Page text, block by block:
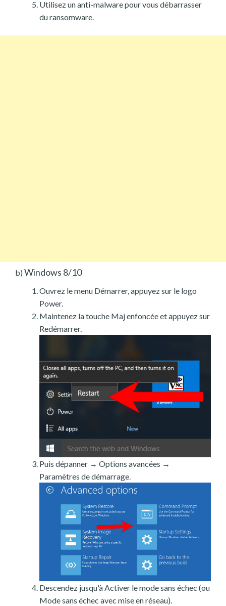
Utilisez un anti-malware pour vous débarrasser
du ransomware.
b) Windows 8/10
Ouvrez le menu Démarrer, appuyez sur le logo
Power.
Maintenez la touche Maj enfoncée et appuyez sur
Redémarrer.
Puis dépanner → Options avancées →
Paramètres de démarrage.
Descendez jusqu'à Activer le mode sans échec (ou
Mode sans échec avec mise en réseau).